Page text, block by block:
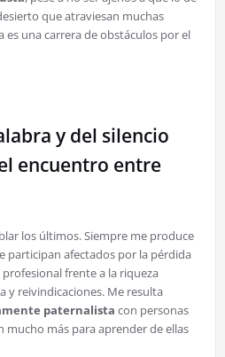
que atraviesan muchas
es una carrera de obstáculos por el
y del silencio
encuentro entre
los últimos. Siempre me produce
participan afectados por la pérdida
frente a la riqueza
y reivindicaciones. Me resulta
paternalista con personas
mucho más para aprender de ellas